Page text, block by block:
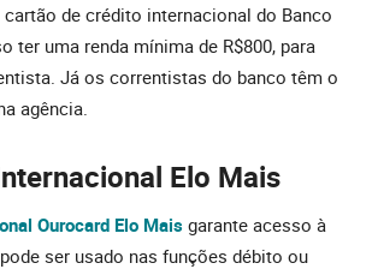
de crédito internacional do Banco
ter uma renda mínima de R$800, para
Já os correntistas do banco têm o
agência.
Elo Mais
Ourocard Elo Mais garante acesso à
ser usado nas funções débito ou